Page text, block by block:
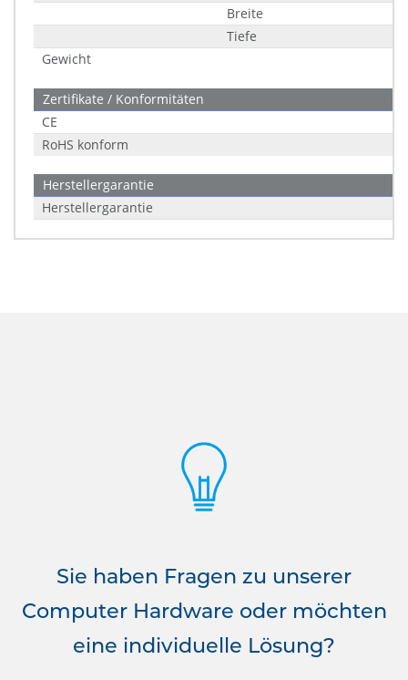
Breite
Tiefe
Gewicht
Zertifikate / Konformitäten
CE
RoHS konform
Herstellergarantie
Herstellergarantie
Sie haben Fragen zu unserer
Computer Hardware oder möchten
eine individuelle Lösung?